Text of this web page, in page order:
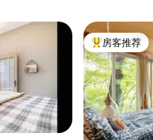
热门「房客推
房客推荐